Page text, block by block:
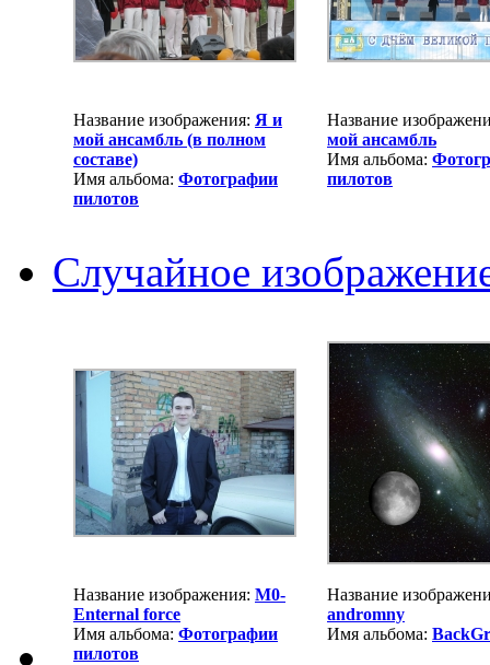
Название изображения: Я и
мой ансамбль (в полном
составе)
Имя альбома: Фотографии
пилотов
Название
мой ансамбль
Имя альбома:
пилотов
Случайное
Название изображения: M0-
Enternal force
Имя альбома: Фотографии
пилотов
Название
andromny
Имя альбома: